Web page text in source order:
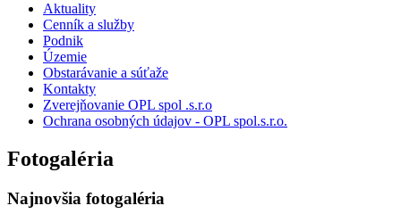
Aktuality
Cenník a služby
Podnik
Územie
Obstarávanie a súťaže
Kontakty
Zverejňovanie OPL spol .s.r.o
Ochrana osobných údajov - OPL spol.s.r.o.
Fotogaléria
Najnovšia fotogaléria